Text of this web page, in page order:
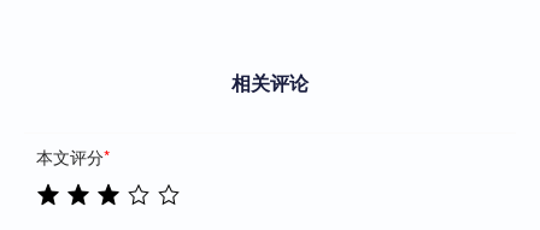
相关评论
本文评分*